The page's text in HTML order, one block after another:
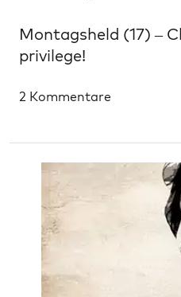
Montagsheld (17) –
privilege!
2 Kommentare